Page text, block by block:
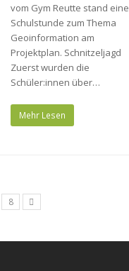
vom Gym Reutte stand eine
Schulstunde zum Thema
Geoinformation am
Projektplan. Schnitzeljagd
Zuerst wurden die
Schüler:innen über…
Mehr Lesen
8